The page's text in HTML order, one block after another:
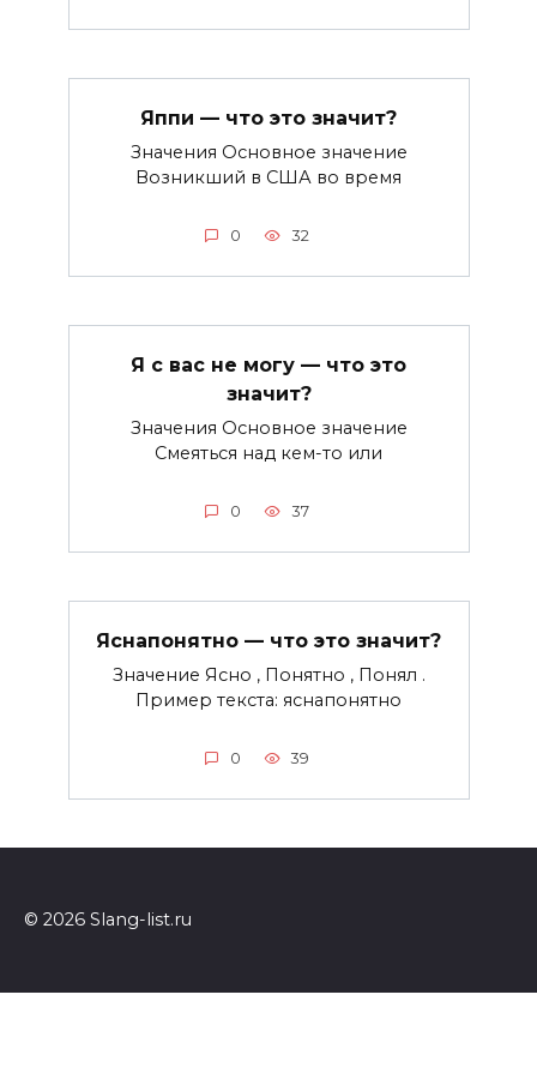
Яппи — что это значит?
Значения Основное значение
Возникший в США во время
0 32
Я с вас не могу — что это
значит?
Значения Основное значение
Смеяться над кем-то или
0 37
Яснапонятно — что это значит?
Значение Ясно , Понятно , Понял .
Пример текста: яснапонятно
0 39
© 2026 Slang-list.ru